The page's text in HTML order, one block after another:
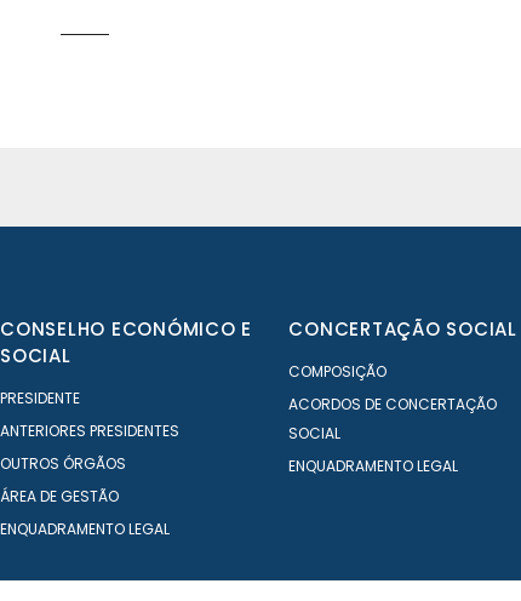
CONSELHO ECONÓMICO E
SOCIAL
PRESIDENTE
ANTERIORES PRESIDENTES
OUTROS ÓRGÃOS
ÁREA DE GESTÃO
ENQUADRAMENTO LEGAL
CONCERTAÇÃO SOCIAL
COMPOSIÇÃO
ACORDOS DE CONCERTAÇÃO
SOCIAL
ENQUADRAMENTO LEGAL